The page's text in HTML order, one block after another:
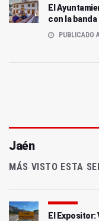
El
con la banda
PUBLICADO
Jaén
MÁS VISTO ESTA
El Expositor: